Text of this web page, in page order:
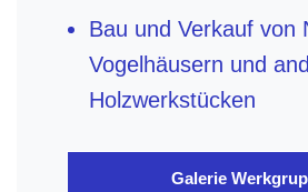
Bau und Verkauf von
Vogelhäusern und
Holzwerkstücken
Galerie